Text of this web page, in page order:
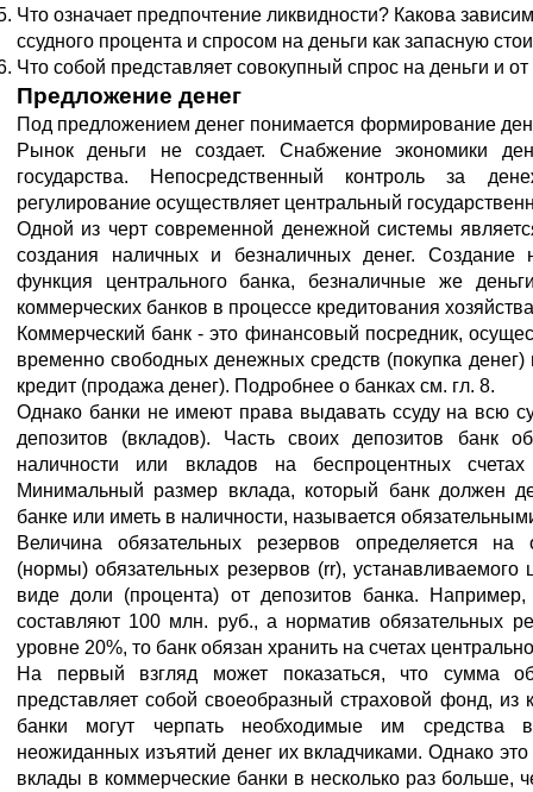
Что означает предпочтение ликвидности? Какова
ссудного процента и спросом на деньги как запасную
Что собой представляет совокупный спрос на деньги и от
Предложение денег
Под предложением денег понимается формирование
Рынок деньги не создает. Снабжение экономики
государства. Непосредственный контроль за
регулирование осуществляет центральный
Одной из черт современной денежной системы
создания наличных и безналичных денег. Создание
функция центрального банка, безналичные же
коммерческих банков в процессе кредитования
Коммерческий банк - это финансовый посредник,
временно свободных денежных средств (покупка денег)
кредит (продажа денег). Подробнее о банках см. гл. 8.
Однако банки не имеют права выдавать ссуду на всю
депозитов (вкладов). Часть своих депозитов банк
наличности или вкладов на беспроцентных счетах
Минимальный размер вклада, который банк должен
банке или иметь в наличности, называется
Величина обязательных резервов определяется на
(нормы) обязательных резервов (rr),
виде доли (процента) от депозитов банка.
составляют 100 млн. руб., а норматив обязательных
уровне 20%, то банк обязан хранить на счетах
На первый взгляд может показаться, что сумма
представляет собой своеобразный страховой фонд, из
банки могут черпать необходимые им средства
неожиданных изъятий денег их вкладчиками. Однако
вклады в коммерческие банки в несколько раз больше,